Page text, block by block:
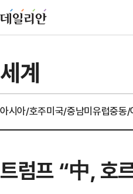
세계
아시아/호주미국/중남미유럽중동/
트럼프 “中, 호